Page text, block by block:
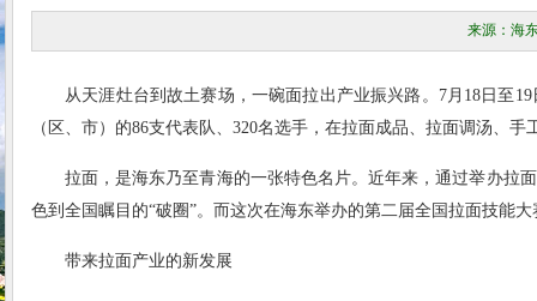
来源：海
从天涯灶台到故土赛场，一碗面拉出产业振兴路。7月18日至
（区、市）的86支代表队、320名选手，在拉面成品、拉面调汤、
拉面，是海东乃至青海的一张特色名片。近年来，通过举办拉
色到全国瞩目的“破圈”。而这次在海东举办的第二届全国拉面技能
带来拉面产业的新发展